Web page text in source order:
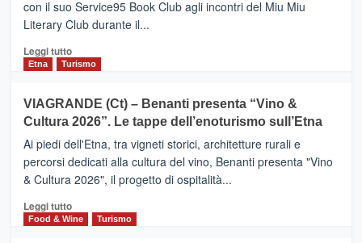
privilegiata
secondo
dati
di
Anche
la
Alcantara
nei
primi
nella
classifica
con il suo Service95 Book Club agli incontri del Miu Miu
Literary Club durante il...
Leggi tuttoLeggi
di
IL
SAN
DOMENICO
PALACE
TAORMINA,
UN
HOTEL
FOUR
Etna Turismo
VIAGRANDE (Ct) – Benanti presenta “Vino &
Cultura 2026”. Le tappe dell’enoturismo sull’Etna
Ai piedi dell'Etna, tra vigneti storici, architetture rurali e
percorsi dedicati alla cultura del vino, Benanti presenta "Vino
& Cultura 2026", il progetto di ospitalità...
Leggi tuttoLeggi
di
Food & Wine Turismo